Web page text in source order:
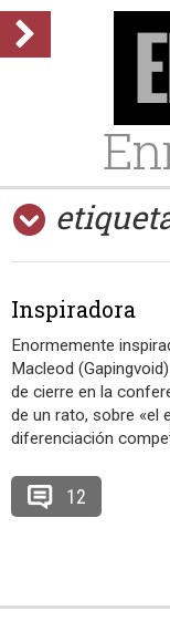
Inspiradora
Enormemente
Macleod
de cierre en la
de un rato, sobre «el
diferenciación
12